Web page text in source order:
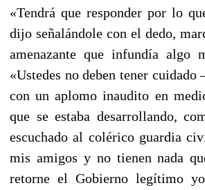
«Tendrá que responder por lo
dijo señalándole con el dedo,
amenazante que infundía algo
«Ustedes no deben tener
con un aplomo inaudito en
que se estaba desarrollando,
escuchado al colérico guardia
mis amigos y no tienen nada
retorne el Gobierno legítimo